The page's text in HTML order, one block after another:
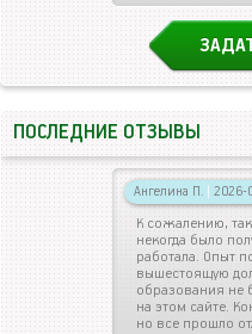
ПОСЛЕДНИЕ ОТЗЫВЫ
Ангелина П. | 2026-
К сожалению,
некогда было
работала. Опыт
вышестоящую
образования не
на этом сайте.
но все прошло